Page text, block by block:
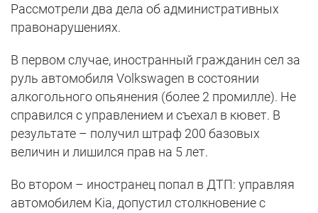
Рассмотрели два дела об административных
правонарушениях.
В первом случае, иностранный гражданин сел за
руль автомобиля Volkswagen в состоянии
алкогольного опьянения (более 2 промилле). Не
справился с управлением и съехал в кювет. В
результате – получил штраф 200 базовых
величин и лишился прав на 5 лет.
Во втором – иностранец попал в ДТП: управляя
автомобилем Kia, допустил столкновение с